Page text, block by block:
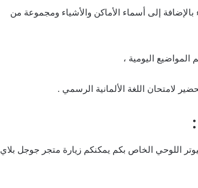
إلى أسماء الأماكن والأشياء ومجموعة من
اليومية ،
لامتحان اللغة الألمانية الرسمي .
اللوحي الخاص بكم يمكنكم زيارة متجر جوجل بلاي